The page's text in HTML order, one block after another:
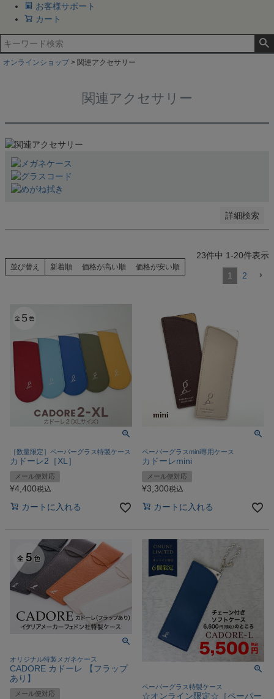
お客様サポート
カート
オンラインショップ 関連アクセサリー
関連アクセサリー
詳細検索
カラーから探す
レッド
ピンク
イエロー
グリーン
ゴールド
指定しない
並び替え 新着順 価格が高い順 価格が安い順
23件中 1-20件表示
1 2
［数量限定］ペーパーグラス特製ケース
カドーレ2［XL］
メール便対応
¥4,400税込
カートに入れる
ペーパーグラスmini専用ケース
カドーレmini
メール便対応
¥3,300税込
カートに入れる
オリジナル特製メガネケース
CADORE カドーレ 【フラップ
あり】
メール便対応
ペーパーグラス特製ケース
☆オンライン限定☆［ペーパー